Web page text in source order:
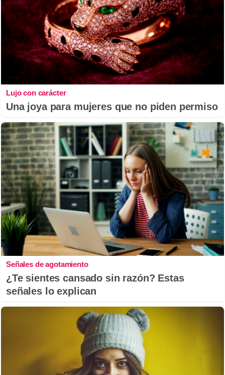
Lujo con carácter
Una joya para mujeres que no piden permiso
Señales de agotamiento
¿Te sientes cansado sin razón? Estas
señales lo explican